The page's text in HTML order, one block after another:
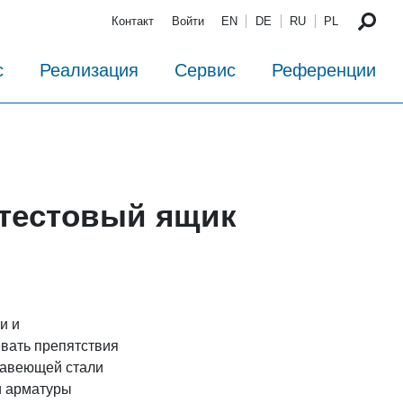
Контакт Войти EN DE RU PL
Реализация Сервис Референции
ящик
и
препятствия
стали
арматуры